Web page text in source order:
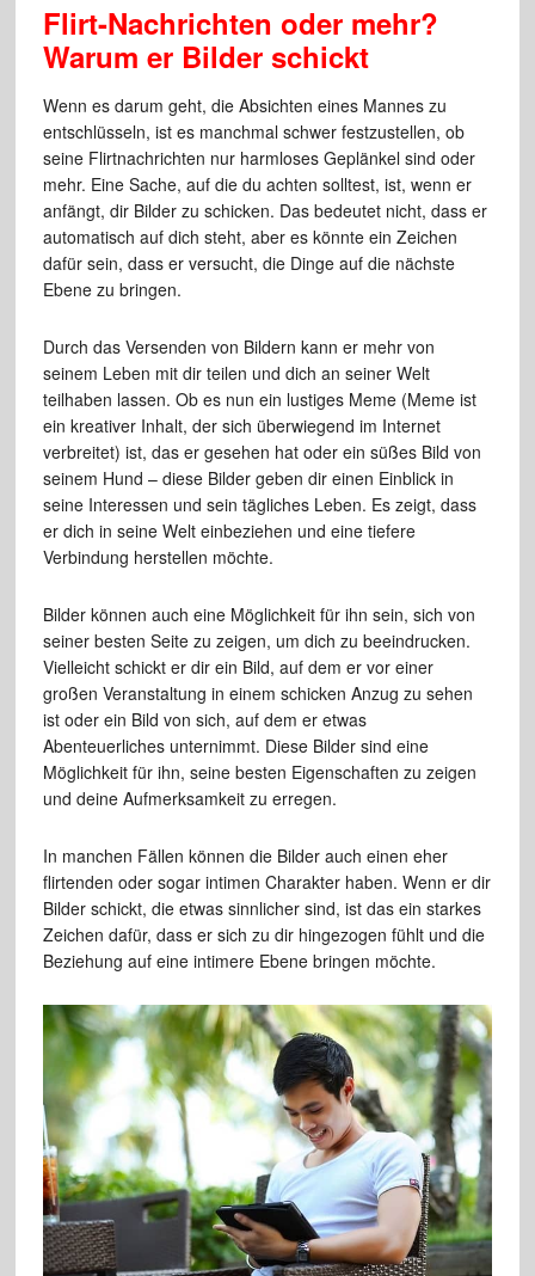
Flirt-Nachrichten oder mehr?
Warum er Bilder schickt
Wenn es darum geht, die Absichten eines Mannes zu
entschlüsseln, ist es manchmal schwer festzustellen, ob
seine Flirtnachrichten nur harmloses Geplänkel sind oder
mehr. Eine Sache, auf die du achten solltest, ist, wenn er
anfängt, dir Bilder zu schicken. Das bedeutet nicht, dass er
automatisch auf dich steht, aber es könnte ein Zeichen
dafür sein, dass er versucht, die Dinge auf die nächste
Ebene zu bringen.
Durch das Versenden von Bildern kann er mehr von
seinem Leben mit dir teilen und dich an seiner Welt
teilhaben lassen. Ob es nun ein lustiges Meme (Meme ist
ein kreativer Inhalt, der sich überwiegend im Internet
verbreitet) ist, das er gesehen hat oder ein süßes Bild von
seinem Hund – diese Bilder geben dir einen Einblick in
seine Interessen und sein tägliches Leben. Es zeigt, dass
er dich in seine Welt einbeziehen und eine tiefere
Verbindung herstellen möchte.
Bilder können auch eine Möglichkeit für ihn sein, sich von
seiner besten Seite zu zeigen, um dich zu beeindrucken.
Vielleicht schickt er dir ein Bild, auf dem er vor einer
großen Veranstaltung in einem schicken Anzug zu sehen
ist oder ein Bild von sich, auf dem er etwas
Abenteuerliches unternimmt. Diese Bilder sind eine
Möglichkeit für ihn, seine besten Eigenschaften zu zeigen
und deine Aufmerksamkeit zu erregen.
In manchen Fällen können die Bilder auch einen eher
flirtenden oder sogar intimen Charakter haben. Wenn er dir
Bilder schickt, die etwas sinnlicher sind, ist das ein starkes
Zeichen dafür, dass er sich zu dir hingezogen fühlt und die
Beziehung auf eine intimere Ebene bringen möchte.